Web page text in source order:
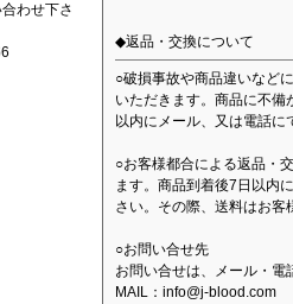
◆返品・交換について
○破損事故や商品違いなど
いただきます。商品に不備
以内にメール、又は電話に
○お客様都合による返品・
ます。商品到着後7日以内
さい。その際、送料はお客
○お問い合せ先
お問い合せは、メール・電
MAIL：info@j-blood.com
わせ下さ